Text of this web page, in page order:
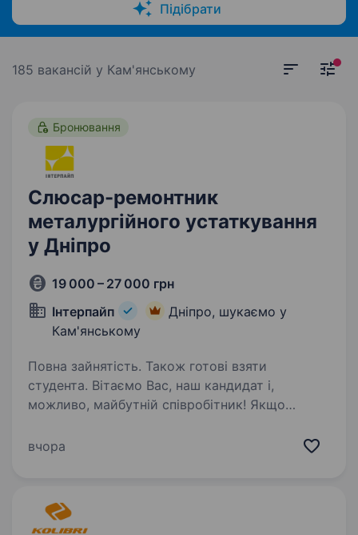
Підібрати
185 вакансій у Кам'янському
Бронювання
Слюсар-ремонтник
металургійного устаткування
у Дніпро
19 000 – 27 000 грн
Інтерпайп
Дніпро, шукаємо у
Кам'янському
Повна зайнятість. Також готові взяти
студента. Вітаємо Вас, наш кандидат і,
можливо, майбутній співробітник! Якщо
та шукайте надійного роботодавця, бажаєте
вчора